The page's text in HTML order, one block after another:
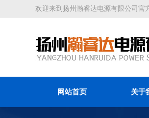
欢迎来到扬州瀚睿达电源有限公司官
网站首页 关于